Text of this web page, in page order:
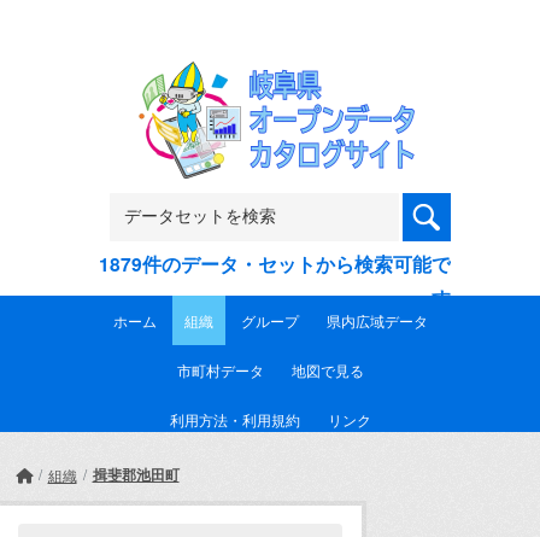
1879件のデータ・セットから検索可能で
す
ホーム 組織 グループ 県内広域データ
市町村データ 地図で見る
利用方法・利用規約 リンク
組織 揖斐郡池田町